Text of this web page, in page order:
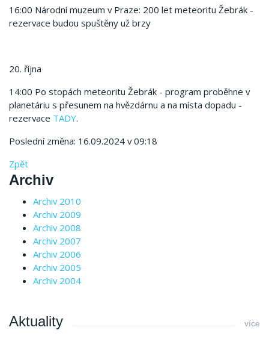
16:00 Národní muzeum v Praze: 200 let meteoritu Žebrák -
rezervace budou spuštěny už brzy
20. října
14:00 Po stopách meteoritu Žebrák - program proběhne v
planetáriu s přesunem na hvězdárnu a na místa dopadu -
rezervace TADY.
Poslední změna: 16.09.2024 v 09:18
Zpět
Archiv
Archiv 2010
Archiv 2009
Archiv 2008
Archiv 2007
Archiv 2006
Archiv 2005
Archiv 2004
Aktuality více